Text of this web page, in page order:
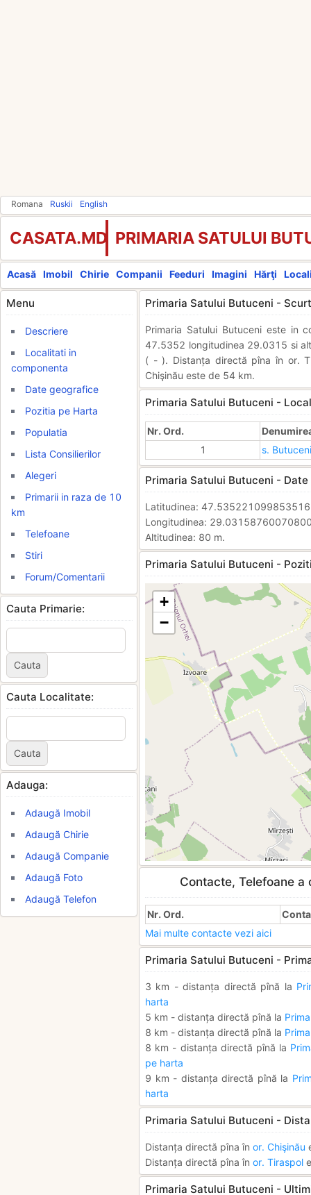
Romana Ruskii English
CASATA.MD PRIMARIA SATULUI
Acasă Imobil Chirie Companii Feeduri Imagini Hărţi
Menu
Descriere
Localitati in
componenta
Date geografice
Pozitia pe Harta
Populatia
Lista Consilierilor
Alegeri
Primarii in raza de 10
km
Telefoane
Stiri
Forum/Comentarii
Cauta Primarie:
Cauta Localitate:
Adauga:
Adaugă Imobil
Adaugă Chirie
Adaugă Companie
Adaugă Foto
Adaugă Telefon
Primaria Satului Butuceni -
Primaria Satului Butuceni este in
47.5352 longitudinea 29.0315 si
( - ). Distanța directă pîna în or.
Chişinău este de 54 km.
Primaria Satului Butuceni -
Nr. Ord.
1
s. Butuceni
Primaria Satului Butuceni -
Latitudinea:
Longitudinea:
Altitudinea: 80 m.
Primaria Satului Butuceni -
+
−
Contacte, Telefoane
Nr. Ord.
Mai multe contacte vezi aici
Primaria Satului Butuceni -
3 km - distanța directă pînă la
harta
5 km - distanța directă pînă la
8 km - distanța directă pînă la
8 km - distanța directă pînă la
pe harta
9 km - distanța directă pînă la
harta
Primaria Satului Butuceni -
Distanța directă pîna în or. Chişinău
Distanța directă pîna în or. Tiraspol
Primaria Satului Butuceni -